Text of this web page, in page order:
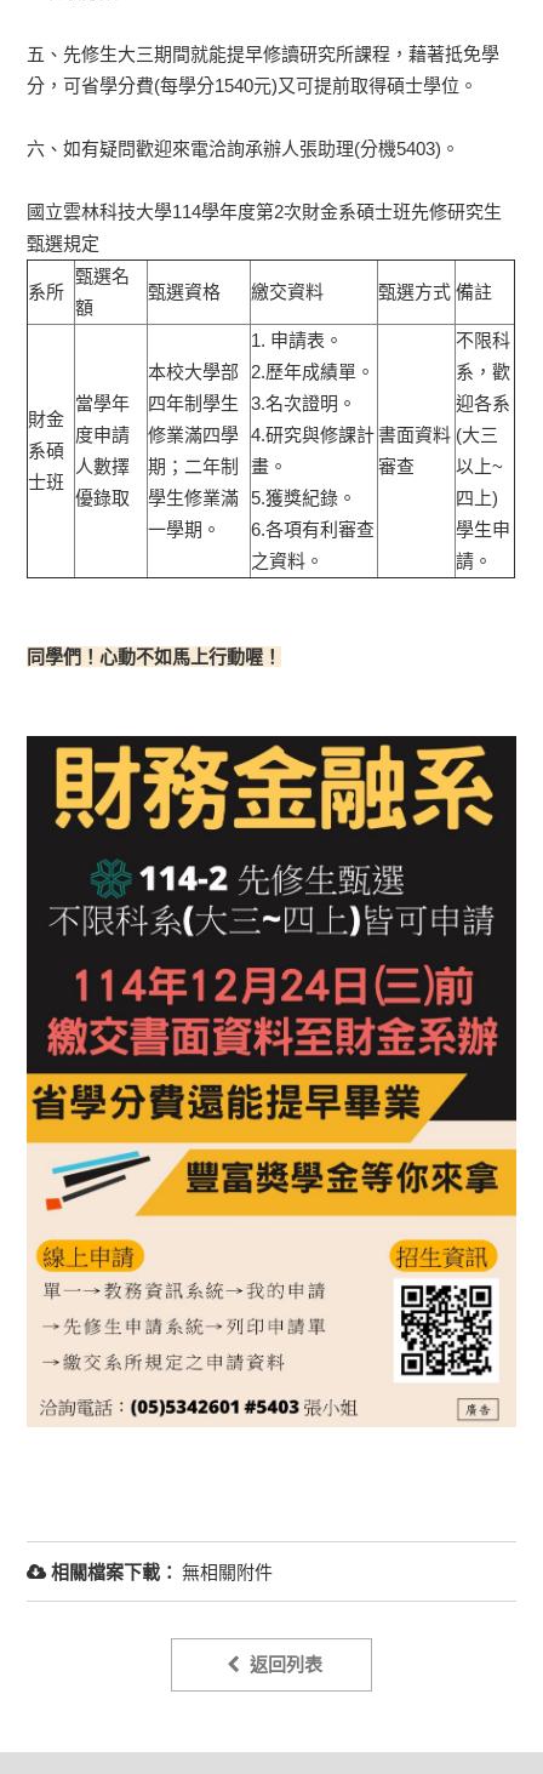
五、先修生大三期間就能提早修讀研究所課程，藉著抵免學
分，可省學分費(每學分1540元)又可提前取得碩士學位。
六、如有疑問歡迎來電洽詢承辦人張助理(分機5403)。
國立雲林科技大學114學年度第2次財金系碩士班先修研究生
甄選規定
系所
甄選名
額
甄選資格 繳交資料 甄選方式 備註
財金
系碩
士班
當學年
度申請
人數擇
優錄取
本校大學部
四年制學生
修業滿四學
期；二年制
學生修業滿
一學期。
1. 申請表。
2.歷年成績單。
3.名次證明。
4.研究與修課計
畫。
5.獲獎紀錄。
6.各項有利審查
之資料。
書面資料
審查
不限科
系，歡
迎各系
(大三
以上~
四上)
學生申
請。
同學們！心動不如馬上行動喔！
相關檔案下載： 無相關附件
返回列表